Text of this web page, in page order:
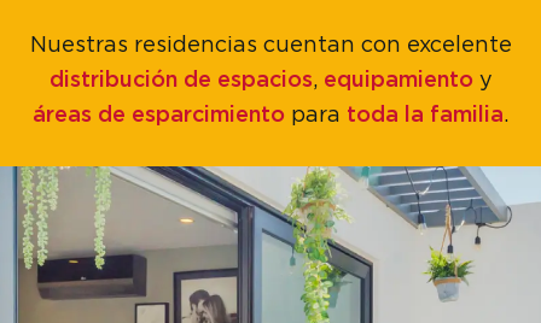
Nuestras residencias cuentan con excelente
distribución de espacios, equipamiento y
áreas de esparcimiento para toda la familia.